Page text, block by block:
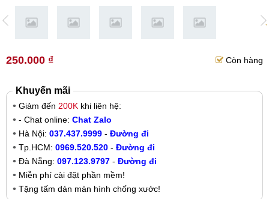
250.000 ₫ Còn hàng
Khuyến mãi
Giảm đến 200K khi liên hệ:
- Chat online: Chat Zalo
Hà Nội: 037.437.9999 - Đường đi
Tp.HCM: 0969.520.520 - Đường đi
Đà Nẵng: 097.123.9797 - Đường đi
Miễn phí cài đặt phần mềm!
Tặng tấm dán màn hình chống xước!